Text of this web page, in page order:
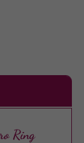
Ring